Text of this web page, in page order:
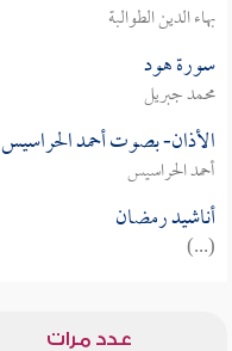
بهاء الدين الطوالبة
سورة هود
محمد جبريل
الأذان- بصوت أحمد الحراسيس
أحمد الحراسيس
أناشيد رمضان
(...)
عدد مرات